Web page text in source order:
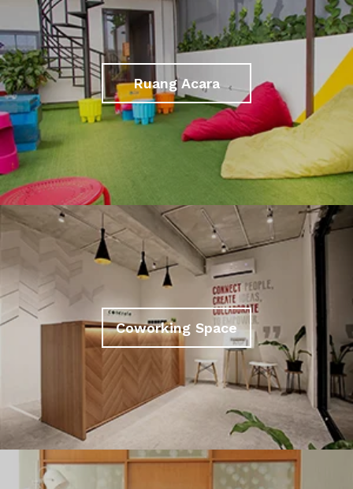
Ruang Acara
Coworking Space